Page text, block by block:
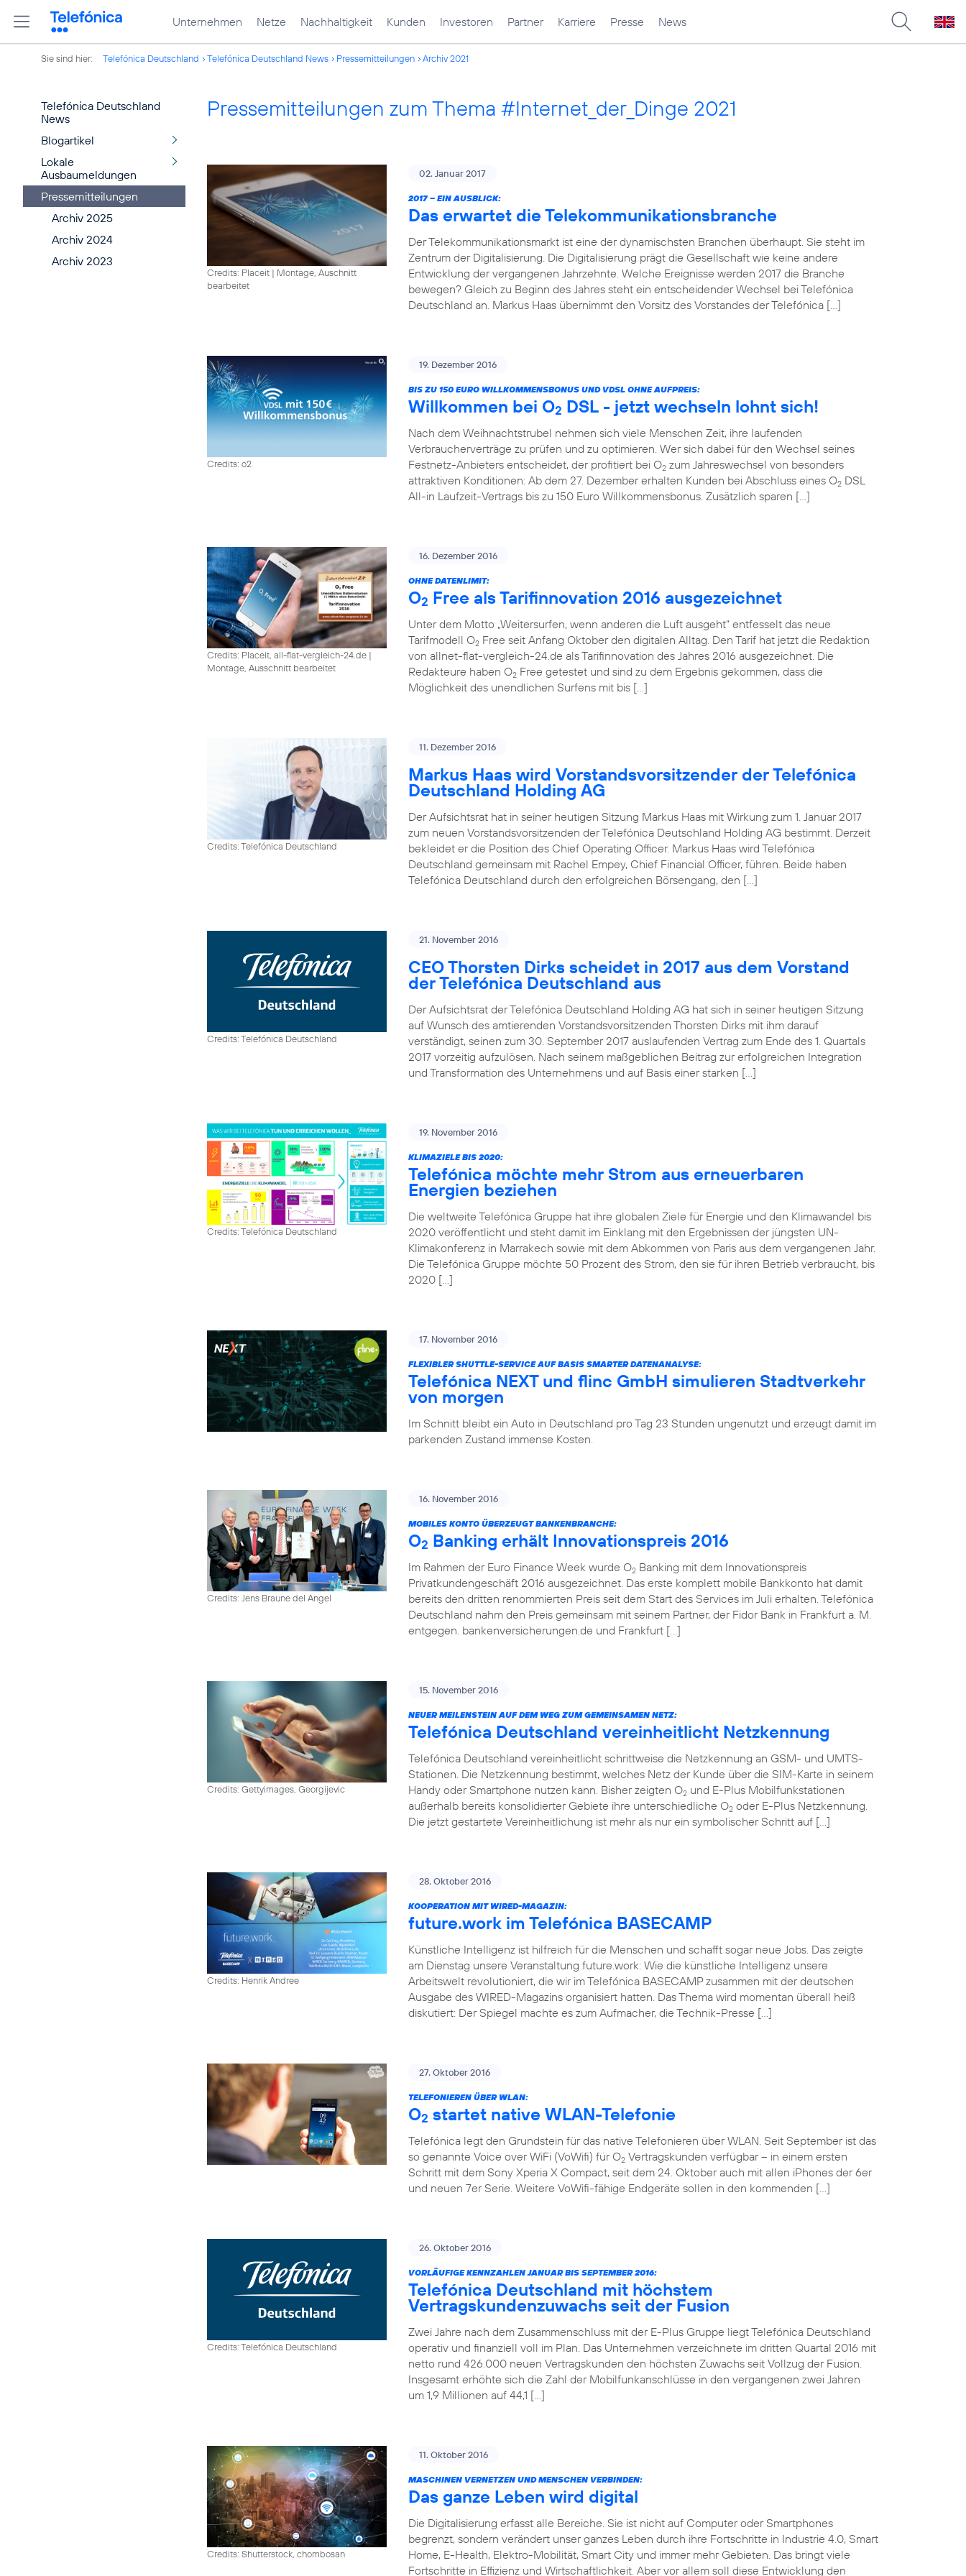
Unternehmen Netze Nachhaltigkeit Kunden Investoren Partner Karriere Presse News
Sie sind hier: Telefónica Deutschland Telefónica Deutschland News Pressemitteilungen Archiv 2021
Telefónica Deutschland
News
Blogartikel
Lokale
Ausbaumeldungen
Pressemitteilungen
Archiv 2025
Archiv 2024
Archiv 2023
Pressemitteilungen zum Thema #Internet_der_Dinge 2021
Credits: Placeit | Montage, Auschnitt
bearbeitet
02. Januar 2017
2017 – EIN AUSBLICK:
Das erwartet die Telekommunikationsbranche
Der Telekommunikationsmarkt ist eine der dynamischsten Branchen überhaupt. Sie steht im
Zentrum der Digitalisierung. Die Digitalisierung prägt die Gesellschaft wie keine andere
Entwicklung der vergangenen Jahrzehnte. Welche Ereignisse werden 2017 die Branche
bewegen? Gleich zu Beginn des Jahres steht ein entscheidender Wechsel bei Telefónica
Deutschland an. Markus Haas übernimmt den Vorsitz des Vorstandes der Telefónica […]
Credits: o2
19. Dezember 2016
BIS ZU 150 EURO WILLKOMMENSBONUS UND VDSL OHNE AUFPREIS:
Willkommen bei O2 DSL - jetzt wechseln lohnt sich!
Nach dem Weihnachtstrubel nehmen sich viele Menschen Zeit, ihre laufenden
Verbraucherverträge zu prüfen und zu optimieren. Wer sich dabei für den Wechsel seines
Festnetz-Anbieters entscheidet, der profitiert bei O2 zum Jahreswechsel von besonders
attraktiven Konditionen: Ab dem 27. Dezember erhalten Kunden bei Abschluss eines O2 DSL
All-in Laufzeit-Vertrags bis zu 150 Euro Willkommensbonus. Zusätzlich sparen […]
Credits: Placeit, all-flat-vergleich-24.de |
Montage, Ausschnitt bearbeitet
16. Dezember 2016
OHNE DATENLIMIT:
O2 Free als Tarifinnovation 2016 ausgezeichnet
Unter dem Motto „Weitersurfen, wenn anderen die Luft ausgeht“ entfesselt das neue
Tarifmodell O2 Free seit Anfang Oktober den digitalen Alltag. Den Tarif hat jetzt die Redaktion
von allnet-flat-vergleich-24.de als Tarifinnovation des Jahres 2016 ausgezeichnet. Die
Redakteure haben O2 Free getestet und sind zu dem Ergebnis gekommen, dass die
Möglichkeit des unendlichen Surfens mit bis […]
Credits: Telefónica Deutschland
11. Dezember 2016
Markus Haas wird Vorstandsvorsitzender der Telefónica
Deutschland Holding AG
Der Aufsichtsrat hat in seiner heutigen Sitzung Markus Haas mit Wirkung zum 1. Januar 2017
zum neuen Vorstandsvorsitzenden der Telefónica Deutschland Holding AG bestimmt. Derzeit
bekleidet er die Position des Chief Operating Officer. Markus Haas wird Telefónica
Deutschland gemeinsam mit Rachel Empey, Chief Financial Officer, führen. Beide haben
Telefónica Deutschland durch den erfolgreichen Börsengang, den […]
Credits: Telefónica Deutschland
21. November 2016
CEO Thorsten Dirks scheidet in 2017 aus dem Vorstand
der Telefónica Deutschland aus
Der Aufsichtsrat der Telefónica Deutschland Holding AG hat sich in seiner heutigen Sitzung
auf Wunsch des amtierenden Vorstandsvorsitzenden Thorsten Dirks mit ihm darauf
verständigt, seinen zum 30. September 2017 auslaufenden Vertrag zum Ende des 1. Quartals
2017 vorzeitig aufzulösen. Nach seinem maßgeblichen Beitrag zur erfolgreichen Integration
und Transformation des Unternehmens und auf Basis einer starken […]
Credits: Telefónica Deutschland
19. November 2016
KLIMAZIELE BIS 2020:
Telefónica möchte mehr Strom aus erneuerbaren
Energien beziehen
Die weltweite Telefónica Gruppe hat ihre globalen Ziele für Energie und den Klimawandel bis
2020 veröffentlicht und steht damit im Einklang mit den Ergebnissen der jüngsten UN-
Klimakonferenz in Marrakech sowie mit dem Abkommen von Paris aus dem vergangenen Jahr.
Die Telefónica Gruppe möchte 50 Prozent des Strom, den sie für ihren Betrieb verbraucht, bis
2020 […]
17. November 2016
FLEXIBLER SHUTTLE-SERVICE AUF BASIS SMARTER DATENANALYSE:
Telefónica NEXT und flinc GmbH simulieren Stadtverkehr
von morgen
Im Schnitt bleibt ein Auto in Deutschland pro Tag 23 Stunden ungenutzt und erzeugt damit im
parkenden Zustand immense Kosten.
Credits: Jens Braune del Angel
16. November 2016
MOBILES KONTO ÜBERZEUGT BANKENBRANCHE:
O2 Banking erhält Innovationspreis 2016
Im Rahmen der Euro Finance Week wurde O2 Banking mit dem Innovationspreis
Privatkundengeschäft 2016 ausgezeichnet. Das erste komplett mobile Bankkonto hat damit
bereits den dritten renommierten Preis seit dem Start des Services im Juli erhalten. Telefónica
Deutschland nahm den Preis gemeinsam mit seinem Partner, der Fidor Bank in Frankfurt a. M.
entgegen. bankenversicherungen.de und Frankfurt […]
Credits: Gettyimages, Georgijevic
15. November 2016
NEUER MEILENSTEIN AUF DEM WEG ZUM GEMEINSAMEN NETZ:
Telefónica Deutschland vereinheitlicht Netzkennung
Telefónica Deutschland vereinheitlicht schrittweise die Netzkennung an GSM- und UMTS-
Stationen. Die Netzkennung bestimmt, welches Netz der Kunde über die SIM-Karte in seinem
Handy oder Smartphone nutzen kann. Bisher zeigten O2 und E-Plus Mobilfunkstationen
außerhalb bereits konsolidierter Gebiete ihre unterschiedliche O2 oder E-Plus Netzkennung.
Die jetzt gestartete Vereinheitlichung ist mehr als nur ein symbolischer Schritt auf […]
Credits: Henrik Andree
28. Oktober 2016
KOOPERATION MIT WIRED-MAGAZIN:
future.work im Telefónica BASECAMP
Künstliche Intelligenz ist hilfreich für die Menschen und schafft sogar neue Jobs. Das zeigte
am Dienstag unsere Veranstaltung future.work: Wie die künstliche Intelligenz unsere
Arbeitswelt revolutioniert, die wir im Telefónica BASECAMP zusammen mit der deutschen
Ausgabe des WIRED-Magazins organisiert hatten. Das Thema wird momentan überall heiß
diskutiert: Der Spiegel machte es zum Aufmacher, die Technik-Presse […]
27. Oktober 2016
TELEFONIEREN ÜBER WLAN:
O2 startet native WLAN-Telefonie
Telefónica legt den Grundstein für das native Telefonieren über WLAN. Seit September ist das
so genannte Voice over WiFi (VoWifi) für O2 Vertragskunden verfügbar – in einem ersten
Schritt mit dem Sony Xperia X Compact, seit dem 24. Oktober auch mit allen iPhones der 6er
und neuen 7er Serie. Weitere VoWifi-fähige Endgeräte sollen in den kommenden […]
Credits: Telefónica Deutschland
26. Oktober 2016
VORLÄUFIGE KENNZAHLEN JANUAR BIS SEPTEMBER 2016:
Telefónica Deutschland mit höchstem
Vertragskundenzuwachs seit der Fusion
Zwei Jahre nach dem Zusammenschluss mit der E-Plus Gruppe liegt Telefónica Deutschland
operativ und finanziell voll im Plan. Das Unternehmen verzeichnete im dritten Quartal 2016 mit
netto rund 426.000 neuen Vertragskunden den höchsten Zuwachs seit Vollzug der Fusion.
Insgesamt erhöhte sich die Zahl der Mobilfunkanschlüsse in den vergangenen zwei Jahren
um 1,9 Millionen auf 44,1 […]
Credits: Shutterstock, chombosan
11. Oktober 2016
MASCHINEN VERNETZEN UND MENSCHEN VERBINDEN:
Das ganze Leben wird digital
Die Digitalisierung erfasst alle Bereiche. Sie ist nicht auf Computer oder Smartphones
begrenzt, sondern verändert unser ganzes Leben durch ihre Fortschritte in Industrie 4.0, Smart
Home, E-Health, Elektro-Mobilität, Smart City und immer mehr Gebieten. Das bringt viele
Fortschritte in Effizienz und Wirtschaftlichkeit. Aber vor allem soll diese Entwicklung den